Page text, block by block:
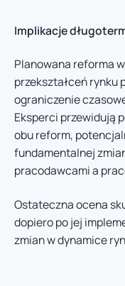
Implikacje
Planowana reforma
przekształceń rynku
ograniczenie
Eksperci przewidują
obu reform,
fundamentalnej
pracodawcami a
Ostateczna ocena
dopiero po jej
zmian w dynamice